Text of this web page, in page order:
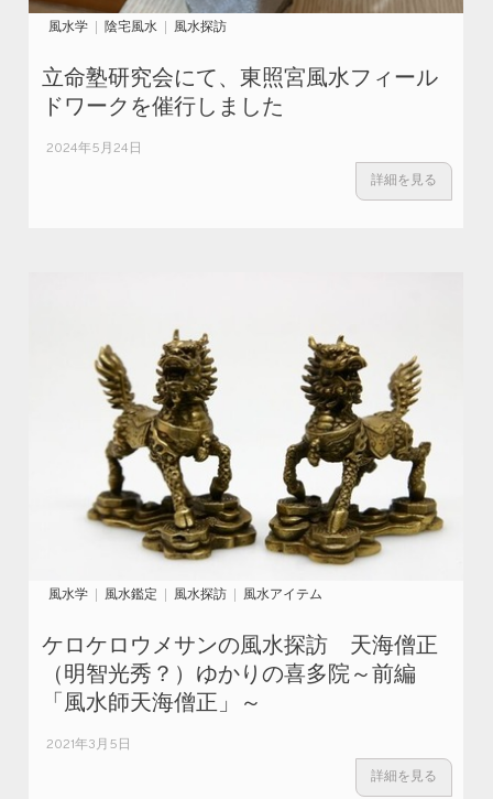
風水学 陰宅風水 風水探訪
立命塾研究会にて、東照宮風水フィール
ドワークを催行しました
2024年5月24日
詳細を見る
風水学 風水鑑定 風水探訪 風水アイテム
ケロケロウメサンの風水探訪 天海僧正
（明智光秀？）ゆかりの喜多院～前編
「風水師天海僧正」～
2021年3月5日
詳細を見る